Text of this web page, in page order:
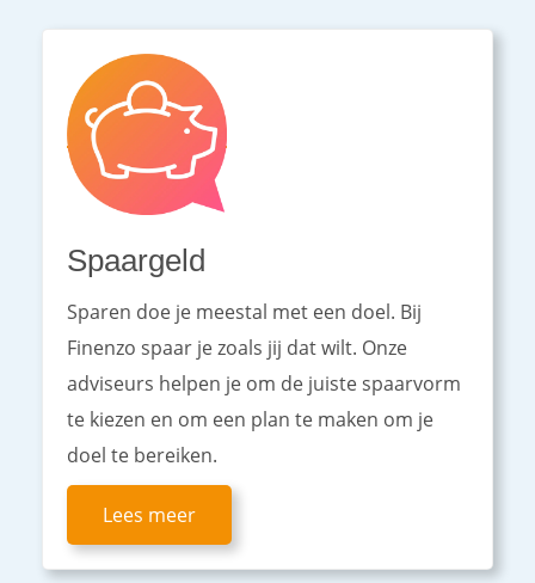
Spaargeld
Sparen doe je meestal met een doel. Bij
Finenzo spaar je zoals jij dat wilt. Onze
adviseurs helpen je om de juiste spaarvorm
te kiezen en om een plan te maken om je
doel te bereiken.
Lees meer